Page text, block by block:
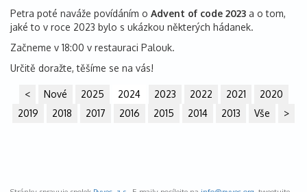
Petra poté naváže povídáním o Advent of code 2023 a o tom,
jaké to v roce 2023 bylo s ukázkou některých hádanek.
Začneme v 18:00 v restauraci Palouk.
Určitě doražte, těšíme se na vás!
< Nové 2025 2024 2023 2022 2021
2020
2019
2018 2017 2016 2015 2014 2013 Vše >